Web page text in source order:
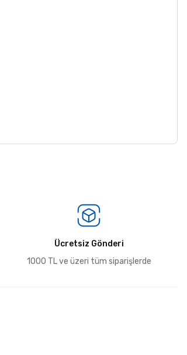
Ücretsiz Gönderi
1000 TL ve üzeri tüm siparişlerde